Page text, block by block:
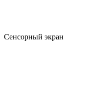
Сенсорный экран